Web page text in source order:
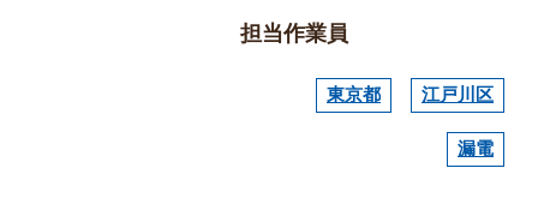
担当作業員
東京都 江戸川区
漏電